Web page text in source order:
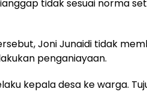
tidak sesuai norma
Joni Junaidi tidak
penganiayaan.
kepala desa ke warga.